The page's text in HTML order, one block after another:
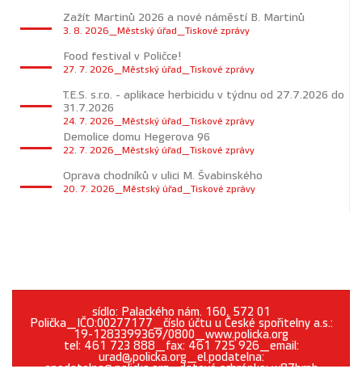
Zažít Martinů 2026 a nové náměstí B. Martinů
3. 8. 2026_Městský úřad_Tiskové zprávy
Food festival v Poličce!
27. 7. 2026_Městský úřad_Tiskové zprávy
T.E.S. s.r.o. - aplikace herbicidu v týdnu od 27.7.2026 do
31.7.2026
24. 7. 2026_Městský úřad_Tiskové zprávy
Demolice domu Hegerova 96
22. 7. 2026_Městský úřad_Tiskové zprávy
Oprava chodníků v ulici M. Švabinského
20. 7. 2026_Městský úřad_Tiskové zprávy
sídlo: Palackého nám. 160, 572 01
Polička_IČO:00277177_číslo účtu u České spořitelny a.s.:
19-1283399369/0800_www.policka.org
tel: 461 723 888_fax: 461 725 926_email:
urad@policka.org_el.podatelna:
epodatelna@policka.org_datová schránka: w87brph